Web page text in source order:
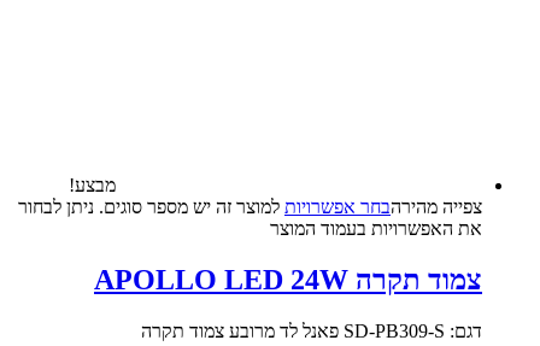
מבצע!
צפייה‬ ‫מהירה‬בחר אפשרויות למוצר זה יש מספר סוגים. ניתן לבחור
את האפשרויות בעמוד המוצר
צמוד תקרה APOLLO LED 24W
דגם: SD-PB309-S פאנל לד מרובע צמוד תקרה